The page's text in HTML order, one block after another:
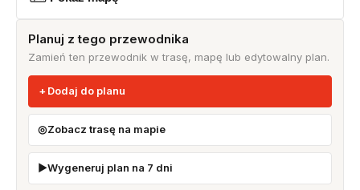
Planuj z tego przewodnika
Zamień ten przewodnik w trasę, mapę lub edytowalny plan.
Dodaj do planu
Zobacz trasę na mapie
Wygeneruj plan na 7 dni